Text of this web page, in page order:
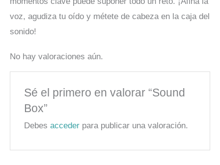
voz, agudiza tu oído y métete de cabeza en la caja del
sonido!
No hay valoraciones aún.
Sé el primero en valorar “Sound
Box”
Debesacceder para publicar una valoración.